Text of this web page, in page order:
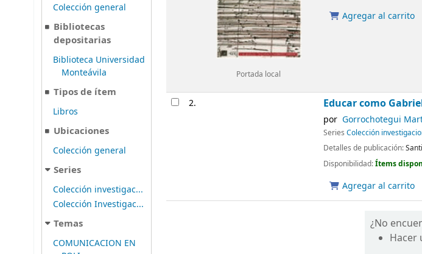
Colección general
Bibliotecas
depositarias
Biblioteca Universidad
Monteávila
Tipos de ítem
Libros
Ubicaciones
Colección general
Series
Colección investigac...
Colección Investigac...
Temas
COMUNICACION EN
Portada local
Agregar al carrito
2. Educar como
por Gorrochotegui
SeriesColección
Detalles de publicación:
Disponibilidad:Ítems
Agregar al carrito
¿No
Hacer